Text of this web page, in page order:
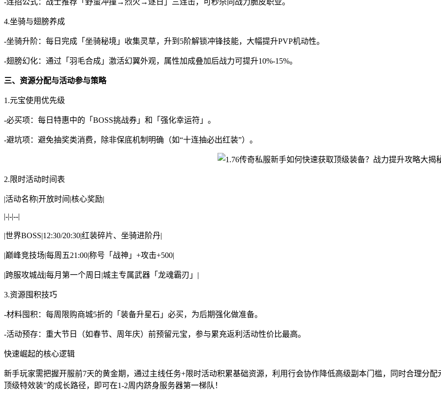
4.坐骑与翅膀养成
-坐骑升阶：每日完成「坐骑秘境」收集灵草，升到5阶解锁冲锋技能，大幅提升PVP机动性。
-翅膀幻化：通过「羽毛合成」激活幻翼外观，属性加成叠加后战力可提升10%-15%。
三、资源分配与活动参与策略
1.元宝使用优先级
-必买项：每日特惠中的「BOSS挑战券」和「强化幸运符」。
-避坑项：避免抽奖类消费，除非保底机制明确（如“十连抽必出红装”）。
2.限时活动时间表
|活动名称|开放时间|核心奖励|
|-|-|--|
|世界BOSS|12:30/20:30|红装碎片、坐骑进阶丹|
|巅峰竞技场|每周五21:00|称号「战神」+攻击+500|
|跨服攻城战|每月第一个周日|城主专属武器「龙魂霸刃」|
3.资源囤积技巧
-材料囤积：每周限购商城5折的「装备升星石」必买，为后期强化做准备。
-活动预存：重大节日（如春节、周年庆）前预留元宝，参与累充返利活动性价比最高。
快速崛起的核心逻辑
新手玩家需把握开服前7天的黄金期，通过主线任务+限时活动积累基础资源，利用行会协作降低高级副本门槛，同时合理分
顶级特效装”的成长路径，即可在1-2周内跻身服务器第一梯队！